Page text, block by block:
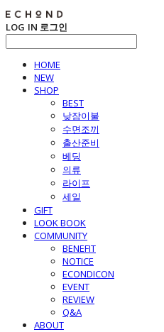
LOG IN 로그인
HOME
NEW
SHOP
BEST
낮잠이불
수면조끼
출산준비
베딩
의류
라이프
세일
GIFT
LOOK BOOK
COMMUNITY
BENEFIT
NOTICE
ECONDICON
EVENT
REVIEW
Q&A
ABOUT